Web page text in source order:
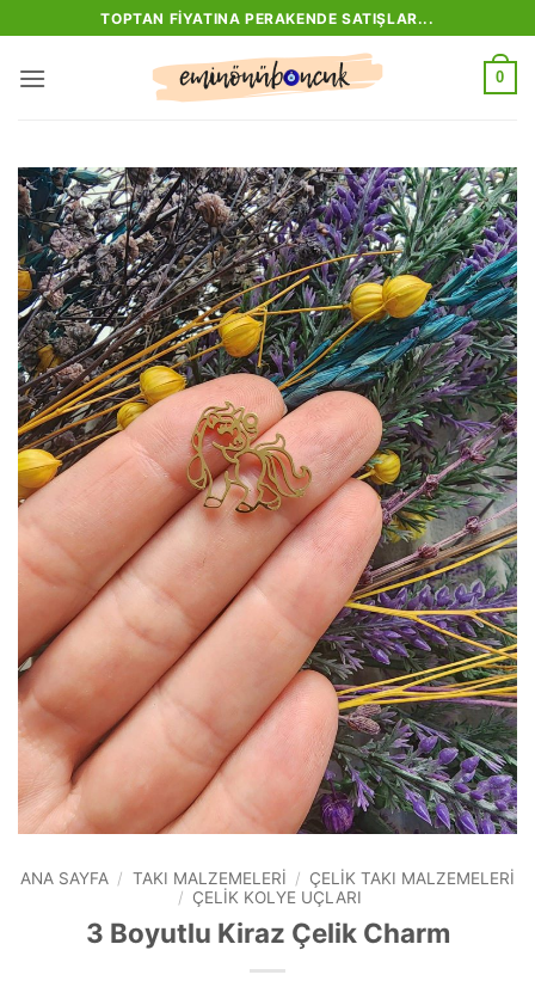
atla
TOPTAN FIYATINA PERAKENDE SATIŞLAR...
0
ANA SAYFA / TAKI MALZEMELERI / ÇELIK TAKI MALZEMELERI
/ ÇELIK KOLYE UÇLARI
3 Boyutlu Kiraz Çelik Charm